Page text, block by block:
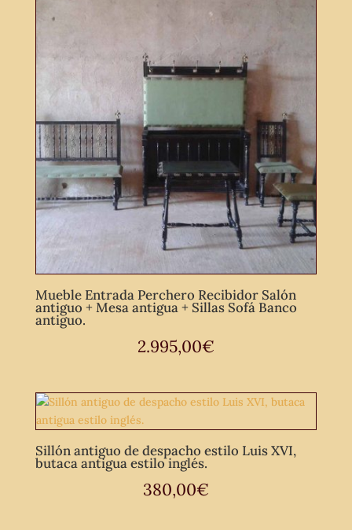
Mueble Entrada Perchero Recibidor Salón
antiguo + Mesa antigua + Sillas Sofá Banco
antiguo.
2.995,00€
Sillón antiguo de despacho estilo Luis XVI,
butaca antigua estilo inglés.
380,00€